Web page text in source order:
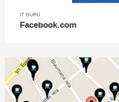
IT GURU
Facebook.com